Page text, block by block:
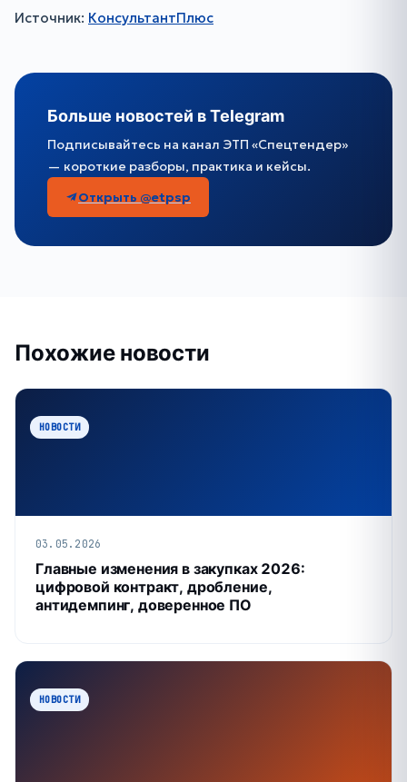
Источник: КонсультантПлюс
Больше новостей в Telegram
Подписывайтесь на канал ЭТП «Спецтендер»
— короткие разборы, практика и кейсы.
Открыть @etpsp
Похожие новости
НОВОСТИ
03.05.2026
Главные изменения в закупках 2026:
цифровой контракт, дробление,
антидемпинг, доверенное ПО
НОВОСТИ